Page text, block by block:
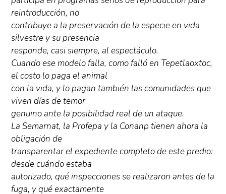
reintroducción, no
contribuye a la preservación de la especie en vida
silvestre y su presencia
responde, casi siempre, al espectáculo.
Cuando ese modelo falla, como falló en Tepetlaoxtoc,
el costo lo paga el animal
con la vida, y lo pagan también las comunidades que
viven días de temor
genuino ante la posibilidad real de un ataque.
La Semarnat, la Profepa y la Conanp tienen ahora la
obligación de
transparentar el expediente completo de este predio:
desde cuándo estaba
autorizado, qué inspecciones se realizaron antes de la
fuga, y qué exactamente